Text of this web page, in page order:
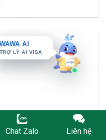
TRỢ LÝ AI VISA
Chat Zalo Liên hệ